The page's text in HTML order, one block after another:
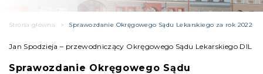
Strona główna > Sprawozdanie Okręgowego Sądu Lekarskiego za rok 2022
Jan Spodzieja – przewodniczący Okręgowego Sądu Lekarskiego DIL
Sprawozdanie Okręgowego Sądu